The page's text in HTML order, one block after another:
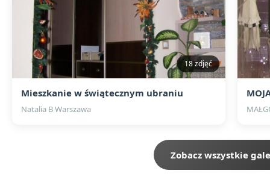
18 zdjęć
Mieszkanie w świątecznym ubraniu
Natalia B Warszawa
Zobacz wszystkie